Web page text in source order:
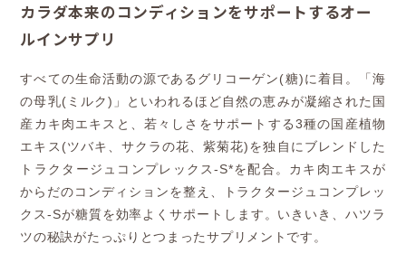
カラダ本来のコンディションをサポートするオー
ルインサプリ
すべての生命活動の源であるグリコーゲン(糖)に着目。「海
の母乳(ミルク)」といわれるほど自然の恵みが凝縮された国
産カキ肉エキスと、若々しさをサポートする3種の国産植物
エキス(ツバキ、サクラの花、紫菊花)を独自にブレンドした
トラクタージュコンプレックス-S*を配合。カキ肉エキスが
からだのコンディションを整え、トラクタージュコンプレッ
クス-Sが糖質を効率よくサポートします。いきいき、ハツラ
ツの秘訣がたっぷりとつまったサプリメントです。